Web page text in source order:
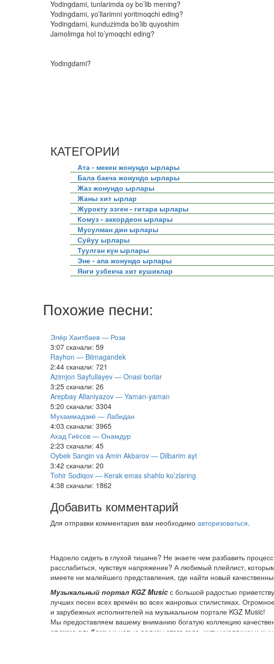
Yodingdami, tunlarimda oy bo’lib mening?
Yodingdami, yo’llarimni yoritmoqchi eding?
Yodingdami, kunduzimda bo’lib quyoshim
Jamolimga hol to’ymoqchi eding?
Yodingdami?
КАТЕГОРИИ
Ата - мекен жонундо ырлары
Бала бакча жонундо ырлары
Жаз жонундо ырлары
Жаны хит ырлар
Журокту эзген - гитара ырлары
Комуз - аккордеон ырлары
Мусулман дин ырлары
Суйуу ырлары
Туулган күн ырлары
Эне - апа жонундо ырлары
Янги узбекча хит кушиклар
Похожие песни:
Элёр Хаитбаев — Роза
3:07 скачали: 59
Rayhon — Bilmagandek
2:44 скачали: 721
Azimjon Sayfullayev — Onasi borlar
3:25 скачали: 26
Arepbay Allaniyazov — Yaman-yaman
5:20 скачали: 3304
Мухаммадзиё — Лабидан
4:03 скачали: 3965
Ахад Гиёсов — Онамдур
2:23 скачали: 45
Oybek Sangin va Amin Akbarov — Dilbarim ayt
3:42 скачали: 20
Tohir Sodiqov — Kerak emas shahlo ko’zlaring
4:38 скачали: 1862
Добавить комментарий
Для отправки комментария вам необходимо авторизоваться.
Надоело сидеть в глухой тишине? Не знаете чем разбавить
расслабиться, чувствуя напряжение? А любимый плейлист,
имеете ни малейшего представления, где найти новый
Музыкальный портал KGZ Music с большой радостью
лучших песен всех времён во всех жанровых стилистиках.
и зарубежных исполнителей на музыкальном портале KGZ Music!
Мы предоставляем вашему вниманию богатую коллекцию
свежие альбомы и новые релизы этого года, хиты уходящих и
Регулярные обновления, постоянные новинки, большой